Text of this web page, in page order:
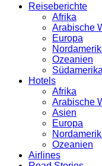
Reiseberichte
Afrika
Arabische
Europa
Ozeanien
Südamerika
Hotels
Afrika
Arabische
Asien
Europa
Ozeanien
Airlines